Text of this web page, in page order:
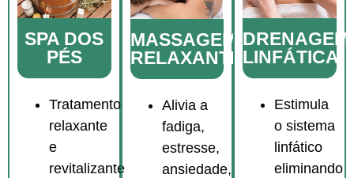
SPA DOS
PÉS
Tratamento
relaxante
e
revitalizante
MASSAGEM
RELAXANTE
Alivia a
fadiga,
estresse,
ansiedade,
DRENAGEM
LINFÁTICA
Estimula
o sistema
linfático
eliminando